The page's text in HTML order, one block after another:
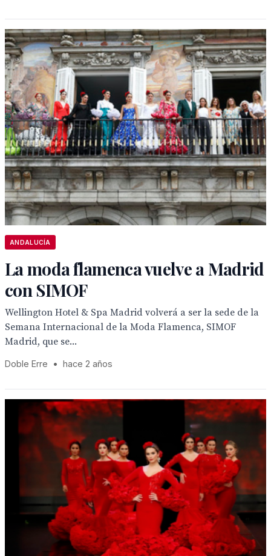
ANDALUCÍA
La moda flamenca vuelve a Madrid
con SIMOF
Wellington Hotel & Spa Madrid volverá a ser la sede de la
Semana Internacional de la Moda Flamenca, SIMOF
Madrid, que se...
Doble Erre • hace 2 años